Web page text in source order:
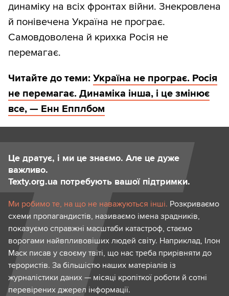
динаміку на всіх фронтах війни. Знекровлена
й понівечена Україна не програє.
Самовдоволена й крихка Росія не
перемагає.
Читайте до теми: Україна не програє. Росія
не перемагає. Динаміка інша, і це змінює
все, — Енн Епплбом
Це дратує, і ми це знаємо. Але це дуже
важливо.
Texty.org.ua потребують вашої підтримки.
Ми робимо те, на що не наважуються інші. Розкриваємо
схеми пропагандистів, називаємо імена зрадників,
показуємо справжні масштаби катастроф, стаємо
ворогами найвпливовіших людей світу. Наприклад, Ілон
Маск писав у своєму твіті, що нас треба прирівняти до
терористів. За більшістю наших матеріалів із
журналістики даних — місяці кропіткої роботи й сотні
перевірених джерел інформації.